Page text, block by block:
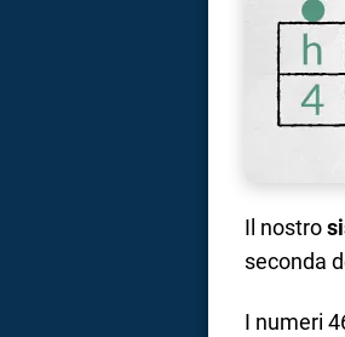
Il nostro
seconda
I numeri